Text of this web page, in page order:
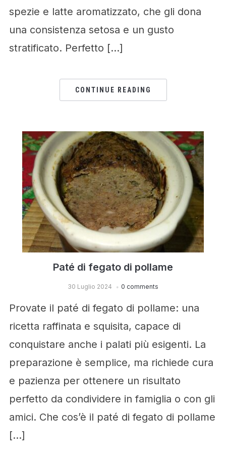
spezie e latte aromatizzato, che gli dona
una consistenza setosa e un gusto
stratificato. Perfetto […]
CONTINUE READING
Paté di fegato di pollame
30 Luglio 2024 0 comments
Provate il paté di fegato di pollame: una
ricetta raffinata e squisita, capace di
conquistare anche i palati più esigenti. La
preparazione è semplice, ma richiede cura
e pazienza per ottenere un risultato
perfetto da condividere in famiglia o con gli
amici. Che cos’è il paté di fegato di pollame
[…]